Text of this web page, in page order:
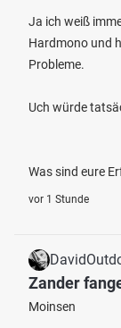
Ja ich weiß
Hardmono und
Probleme.
Uch würde
Was sind eure
vor 1 Stunde
Zander
Moinsen